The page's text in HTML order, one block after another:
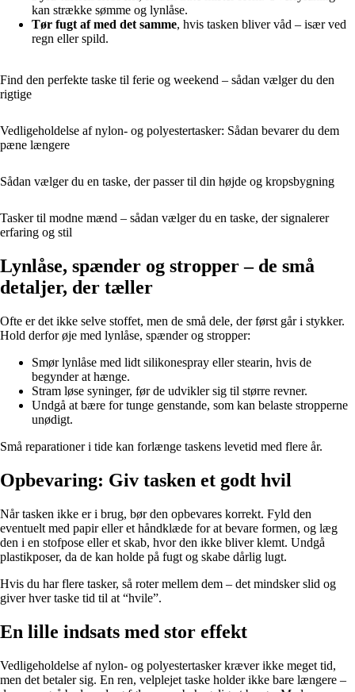
kan strække sømme og lynlåse.
Tør fugt af med det samme, hvis tasken bliver våd – især ved
regn eller spild.
Find den perfekte taske til ferie og weekend – sådan vælger du den
rigtige
Vedligeholdelse af nylon- og polyestertasker: Sådan bevarer du dem
pæne længere
Sådan vælger du en taske, der passer til din højde og kropsbygning
Tasker til modne mænd – sådan vælger du en taske, der signalerer
erfaring og stil
Lynlåse, spænder og stropper – de små
detaljer, der tæller
Ofte er det ikke selve stoffet, men de små dele, der først går i stykker.
Hold derfor øje med lynlåse, spænder og stropper:
Smør lynlåse med lidt silikonespray eller stearin, hvis de
begynder at hænge.
Stram løse syninger, før de udvikler sig til større revner.
Undgå at bære for tunge genstande, som kan belaste stropperne
unødigt.
Små reparationer i tide kan forlænge taskens levetid med flere år.
Opbevaring: Giv tasken et godt hvil
Når tasken ikke er i brug, bør den opbevares korrekt. Fyld den
eventuelt med papir eller et håndklæde for at bevare formen, og læg
den i en stofpose eller et skab, hvor den ikke bliver klemt. Undgå
plastikposer, da de kan holde på fugt og skabe dårlig lugt.
Hvis du har flere tasker, så roter mellem dem – det mindsker slid og
giver hver taske tid til at “hvile”.
En lille indsats med stor effekt
Vedligeholdelse af nylon- og polyestertasker kræver ikke meget tid,
men det betaler sig. En ren, velplejet taske holder ikke bare længere –